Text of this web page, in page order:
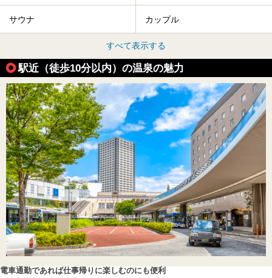
サウナ カップル
すべて表示する
駅近（徒歩10分以内）の温泉の魅力
電車通勤であれば仕事帰りに楽しむのにも便利